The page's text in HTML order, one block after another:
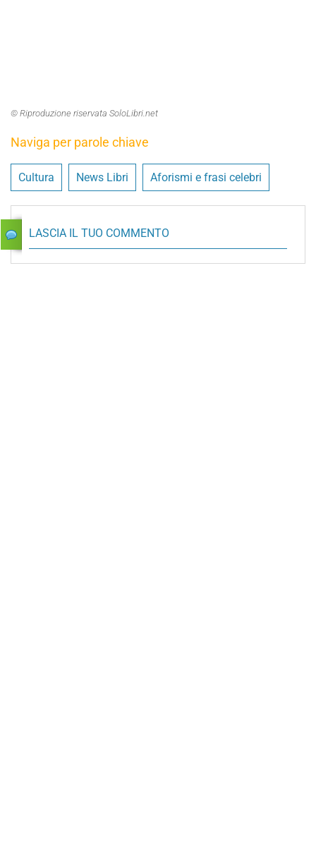
© Riproduzione riservata SoloLibri.net
Naviga per parole chiave
Cultura News Libri Aforismi e frasi celebri
LASCIA IL TUO COMMENTO